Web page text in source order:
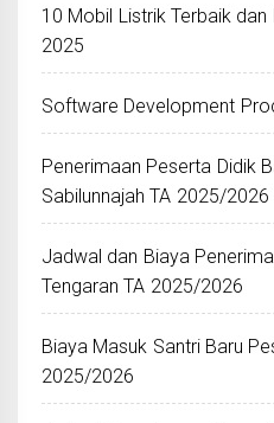
10 Mobil Listrik Terbaik dan
2025
Software Development
Penerimaan Peserta Didik
Sabilunnajah TA 2025/2026
Jadwal dan Biaya
Tengaran TA 2025/2026
Biaya Masuk Santri Baru
2025/2026